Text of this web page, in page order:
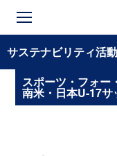
サステナビリティ活
スポーツ・フォー
南米・日本U-17サ